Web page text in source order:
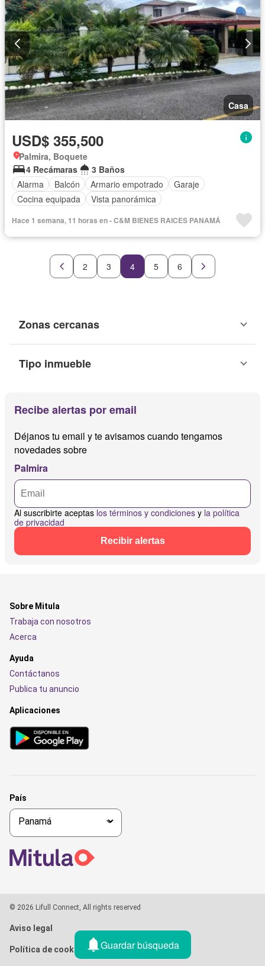
Casa
USD$ 355,500
Palmira, Boquete
4 Recámaras
3 Baños
Alarma
Balcón Armario empotrado
Garaje
Cocina equipada
Vista panorámica
Hace 1 semana, 11 horas en - C&M BIENES RAICES PANAMÁ
2 3 4 5 6
Zonas cercanas
Tipo inmueble
Recibe alertas por email
Déjanos tu email y te avisamos cuando tengamos
novedades sobre
Palmira
Al suscribirte aceptas los términos y condiciones y la política
de privacidad
Recibir alertas
Guardar búsqueda
Sobre Mitula
Trabaja con nosotros
Acerca
Ayuda
Contáctanos
Publica tu anuncio
Aplicaciones
País
© 2026 Lifull Connect, All rights reserved
Aviso legal
Política de cookies